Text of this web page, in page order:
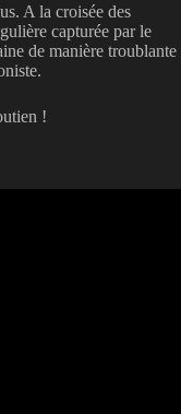
A la croisée des
capturée par le
de manière troublante
!